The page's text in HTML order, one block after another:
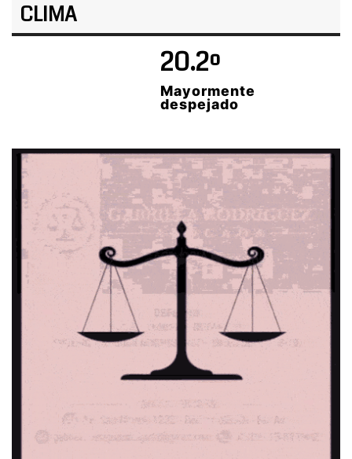
CLIMA
20.2º
Mayormente
despejado